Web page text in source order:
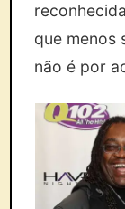
que menos
não é por